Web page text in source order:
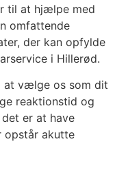
til at hjælpe med
omfattende
der kan opfylde
i Hillerød.
at vælge os som dit
reaktionstid og
er at have
opstår akutte